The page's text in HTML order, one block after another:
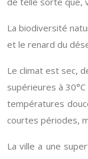
La biodiversité
et le renard du
Le climat est sec,
supérieures à
températures
courtes périodes,
La ville a une